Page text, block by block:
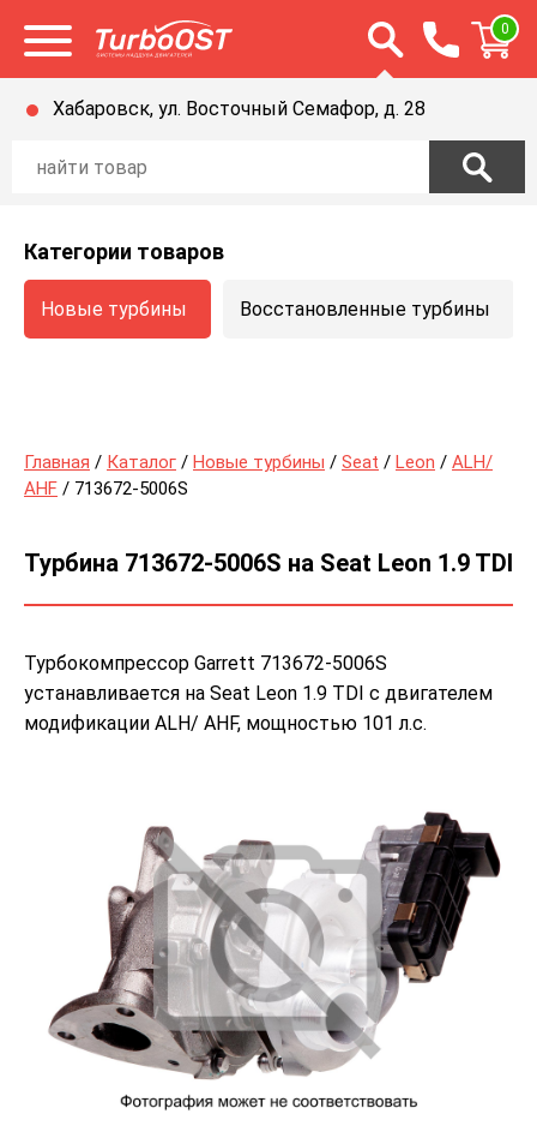
Открыть меню Открыть строку
0
Хабаровск, ул. Восточный Семафор, д. 28
Категории товаров
Новые турбины Восстановленные турбины
Главная / Каталог / Новые турбины / Seat / Leon / ALH/
AHF / 713672-5006S
Турбина 713672-5006S на Seat Leon 1.9 TDI
Турбокомпрессор Garrett 713672-5006S
устанавливается на Seat Leon 1.9 TDI с двигателем
модификации ALH/ AHF, мощностью 101 л.с.